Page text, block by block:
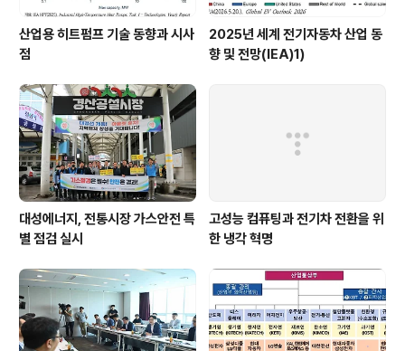
산업용 히트펌프 기술 동향과 시사
점
2025년 세계 전기자동차 산업 동
향 및 전망(IEA)1)
대성에너지, 전통시장 가스안전 특
별 점검 실시
고성능 컴퓨팅과 전기차 전환을 위
한 냉각 혁명